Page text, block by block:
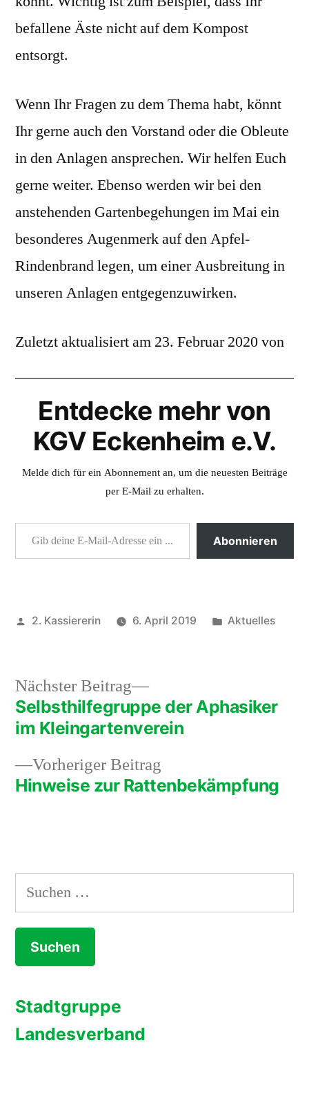
befallene Äste nicht auf dem Kompost
entsorgt.
Wenn Ihr Fragen zu dem Thema habt, könnt
Ihr gerne auch den Vorstand oder die Obleute
in den Anlagen ansprechen. Wir helfen Euch
gerne weiter. Ebenso werden wir bei den
anstehenden Gartenbegehungen im Mai ein
besonderes Augenmerk auf den Apfel-
Rindenbrand legen, um einer Ausbreitung in
unseren Anlagen entgegenzuwirken.
Zuletzt aktualisiert am 23. Februar 2020 von
Entdecke mehr von
KGV Eckenheim e.V.
Melde dich für ein Abonnement an, um die neuesten Beiträge
per E-Mail zu erhalten.
Gib deine E-Mail-Adresse ein ...
Abonnieren
Veröffentlicht
2. Kassiererin 6. April 2019
Veröffentlicht
Aktuelles
Beitragsnavigation
Vorheriger Beitrag
Beitrag:
Hinweise zur Rattenbekämpfung
Nächster Beitrag
Nächster
Beitrag:
Selbsthilfegruppe der Aphasiker
im Kleingartenverein
Suchen
nach:
Stadtgruppe
Landesverband